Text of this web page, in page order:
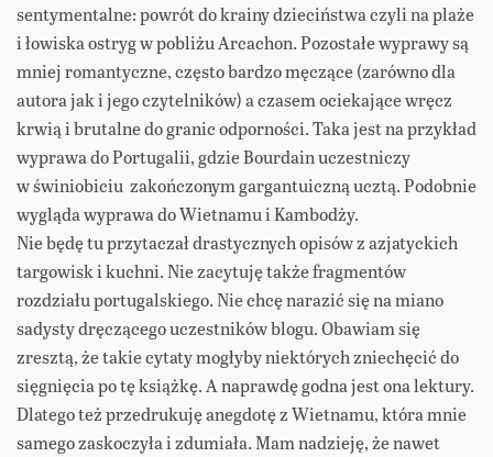
sentymentalne: powrót do krainy dzieciństwa czyli na plaże
i łowiska ostryg w pobliżu Arcachon. Pozostałe wyprawy są
mniej romantyczne, często bardzo męczące (zarówno dla
autora jak i jego czytelników) a czasem ociekające wręcz
krwią i brutalne do granic odporności. Taka jest na przykład
wyprawa do Portugalii, gdzie Bourdain uczestniczy
w świniobiciu zakończonym gargantuiczną ucztą. Podobnie
wygląda wyprawa do Wietnamu i Kambodży.
Nie będę tu przytaczał drastycznych opisów z azjatyckich
targowisk i kuchni. Nie zacytuję także fragmentów
rozdziału portugalskiego. Nie chcę narazić się na miano
sadysty dręczącego uczestników blogu. Obawiam się
zresztą, że takie cytaty mogłyby niektórych zniechęcić do
sięgnięcia po tę książkę. A naprawdę godna jest ona lektury.
Dlatego też przedrukuję anegdotę z Wietnamu, która mnie
samego zaskoczyła i zdumiała. Mam nadzieję, że nawet